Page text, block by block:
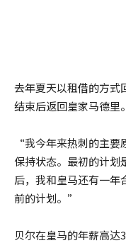
去年夏天以租借的方式
结束后返回皇家马德里。
“我今年来热刺的主要
保持状态。最初的计划
后，我和皇马还有一年
前的计划。”
贝尔在皇马的年薪高达